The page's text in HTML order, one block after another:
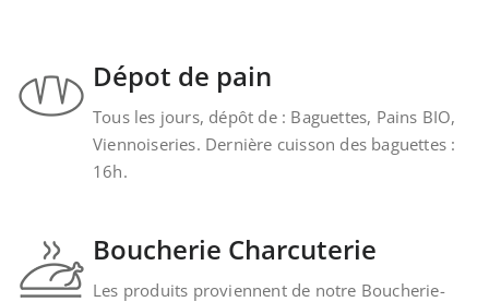
Dépot de pain
Tous les jours, dépôt de : Baguettes, Pains BIO,
Viennoiseries. Dernière cuisson des baguettes :
16h.
Boucherie Charcuterie
Les produits proviennent de notre Boucherie-